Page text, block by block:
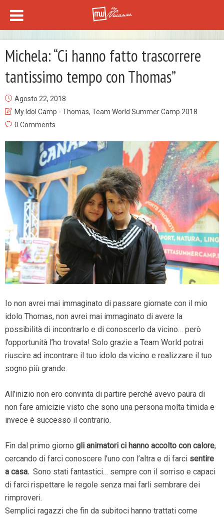
Michela: “Ci hanno fatto trascorrere
tantissimo tempo con Thomas”
Agosto 22, 2018
My Idol Camp - Thomas, Team World Summer Camp 2018
0 Comments
Io non avrei mai immaginato di passare giornate con il mio
idolo Thomas, non avrei mai immaginato di avere la
possibilità di incontrarlo e di conoscerlo da vicino… però
l’opportunità l’ho trovata! Solo grazie a Team World potrai
riuscire ad incontrare il tuo idolo da vicino e realizzare il tuo
sogno più grande.
All’inizio non ero convinta di partire perché avevo paura di
non fare amicizie visto che sono una persona molta timida e
invece è successo il contrario.
Fin dal primo giorno gli animatori ci hanno accolto con calore,
cercando di farci conoscere l’uno con l’altra e di farci sentire
a casa. Sono stati fantastici… sempre con il sorriso e capaci
di farci rispettare le regole senza mai farli sembrare dei
rimproveri.
Semplici ragazzi che fin da subitoci hanno trattati come